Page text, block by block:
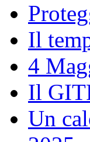
Il
4
Il
Un